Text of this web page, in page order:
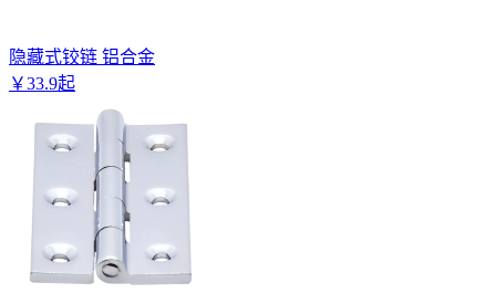
隐藏式铰链 铝合金
￥33.9起